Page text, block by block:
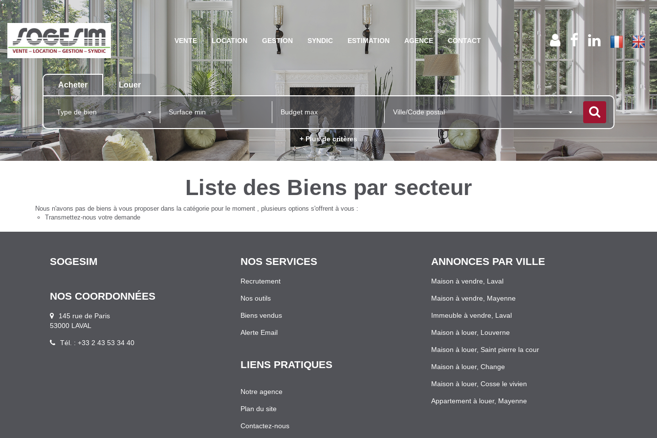
VENTE LOCATION GESTION SYNDIC ESTIMATION AGENCE CONTACT
Acheter Louer
Type de bien Ville/Code postal
+ Plus de critères
Liste des Biens par secteur
Nous n'avons pas de biens à vous proposer dans la catégorie pour le moment , plusieurs options s'offrent à vous :
Transmettez-nous votre demande
SOGESIM
NOS COORDONNÉES
145 rue de Paris
53000 LAVAL
Tél. : +33 2 43 53 34 40
NOS SERVICES
Recrutement
Nos outils
Biens vendus
Alerte Email
LIENS PRATIQUES
Notre agence
Plan du site
Contactez-nous
ANNONCES PAR VILLE
Maison à vendre, Laval
Maison à vendre, Mayenne
Immeuble à vendre, Laval
Maison à louer, Louverne
Maison à louer, Saint pierre la cour
Maison à louer, Change
Maison à louer, Cosse le vivien
Appartement à louer, Mayenne